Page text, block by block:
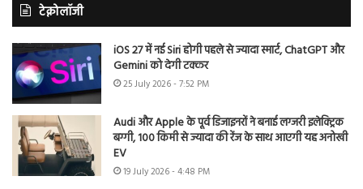
टेक्नोलॉजी
iOS 27 में नई Siri होगी पहले से ज्यादा स्मार्ट, ChatGPT और
Gemini को देगी टक्कर
25 July 2026 - 7:52 PM
Audi और Apple के पूर्व डिजाइनरों ने बनाई लग्जरी इलेक्ट्रिक
बग्गी, 100 किमी से ज्यादा की रेंज के साथ आएगी यह अनोखी
EV
19 July 2026 - 4:48 PM